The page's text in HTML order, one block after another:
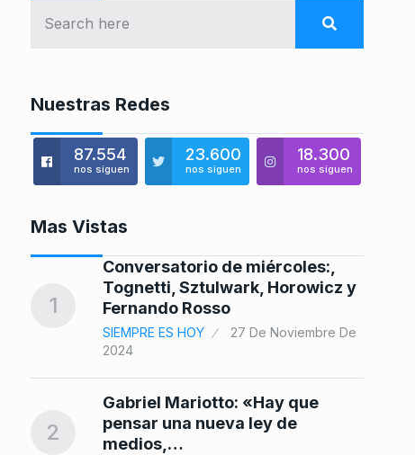
Nuestras Redes
87.554
nos siguen
23.600
nos siguen
18.300
nos siguen
Mas Vistas
1
Conversatorio de miércoles:,
Tognetti, Sztulwark, Horowicz y
Fernando Rosso
SIEMPRE ES HOY
27 De Noviembre De
2024
2
Gabriel Mariotto: «Hay que
pensar una nueva ley de
medios,…